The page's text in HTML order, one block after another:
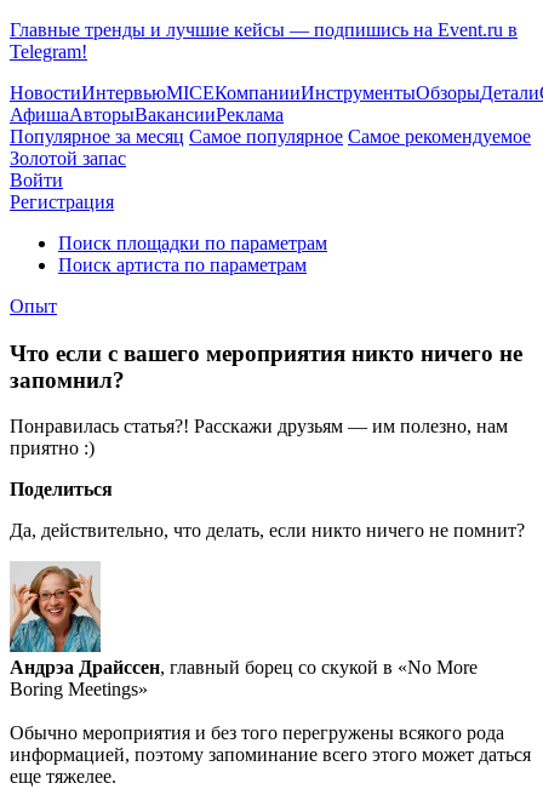
Главные тренды и лучшие кейсы — подпишись на Event.ru в
Telegram!
НовостиИнтервьюMICEКомпанииИнструментыОбзорыДетали
АфишаАвторыВакансииРеклама
Популярное за месяц Самое популярное Самое рекомендуемое
Золотой запас
Войти
Регистрация
Поиск площадки по параметрам
Поиск артиста по параметрам
Опыт
Что если с вашего мероприятия никто ничего не
запомнил?
Понравилась статья?! Расскажи друзьям — им полезно, нам
приятно :)
Поделиться
Да, действительно, что делать, если никто ничего не помнит?
Андрэа Драйссен, главный борец со скукой в «No More
Boring Meetings»
Обычно мероприятия и без того перегружены всякого рода
информацией, поэтому запоминание всего этого может даться
еще тяжелее.